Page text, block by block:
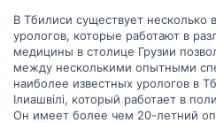
В Тбилиси существует несколько
урологов, которые работают в
медицины в столице Грузии
между несколькими опытными
наиболее известных урологов в
Ілиашвілі, который работает в
Он имеет более чем 20-летний